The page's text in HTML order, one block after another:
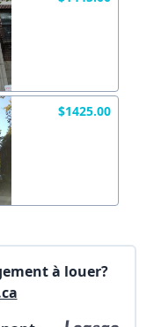
$1425.00
à louer?
dans courriel)